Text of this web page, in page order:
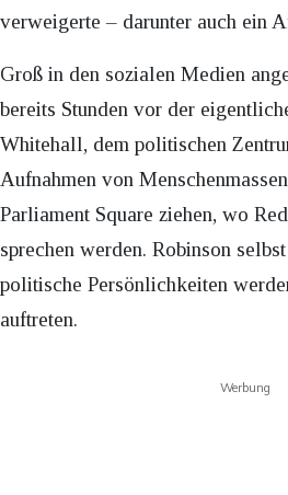
verweigerte – darunter auch ein
Groß in den sozialen Medien
bereits Stunden vor der
Whitehall, dem politischen
Aufnahmen von
Parliament Square ziehen, wo
sprechen werden. Robinson
politische Persönlichkeiten
auftreten.
Werbung